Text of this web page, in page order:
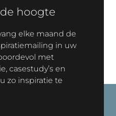
hoogte
elke maand de
in uw
met
casestudy’s en
zo inspiratie te